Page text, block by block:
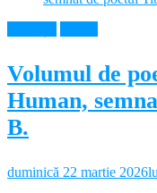
Volumul de
Human,
B.
duminică 22 martie 2026